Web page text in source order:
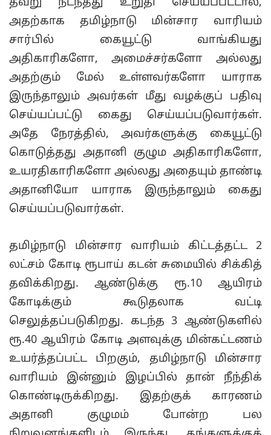
தவறு நடந்தது உறுதி செய்யப்பட்டால்,
அதற்காக தமிழ்நாடு மின்சார வாரியம்
சார்பில் கையூட்டு வாங்கியது
அதிகாரிகளோ, அமைச்சர்களோ அல்லது
அதற்கும் மேல் உள்ளவர்களோ யாராக
இருந்தாலும் அவர்கள் மீது வழக்குப் பதிவு
செய்யப்பட்டு கைது செய்யப்படுவார்கள்.
அதே நேரத்தில், அவர்களுக்கு கையூட்டு
கொடுத்தது அதானி குழும அதிகாரிகளோ,
உயரதிகாரிகளோ அல்லது அதையும் தாண்டி
அதானியோ யாராக இருந்தாலும் கைது
செய்யப்படுவார்கள்.
தமிழ்நாடு மின்சார வாரியம் கிட்டத்தட்ட 2
லட்சம் கோடி ரூபாய் கடன் சுமையில் சிக்கித்
தவிக்கிறது. ஆண்டுக்கு ரூ.10 ஆயிரம்
கோடிக்கும் கூடுதலாக வட்டி
செலுத்தப்படுகிறது. கடந்த 3 ஆண்டுகளில்
ரூ.40 ஆயிரம் கோடி அளவுக்கு மின்கட்டணம்
உயர்த்தப்பட்ட பிறகும், தமிழ்நாடு மின்சார
வாரியம் இன்னும் இழப்பில் தான் நீந்திக்
கொண்டிருக்கிறது. இதற்குக் காரணம்
அதானி குழுமம் போன்ற பல